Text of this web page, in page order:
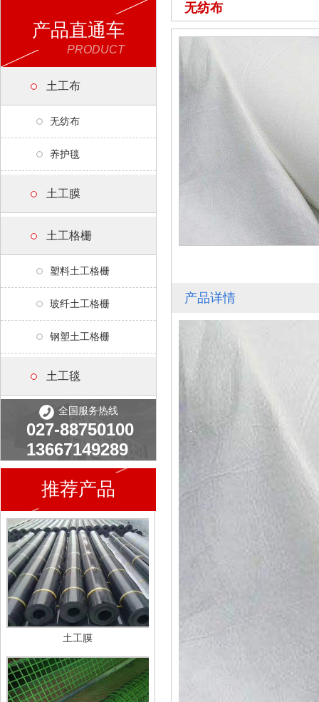
产品直通车
PRODUCT
土工布
无纺布
养护毯
土工膜
土工格栅
塑料土工格栅
玻纤土工格栅
钢塑土工格栅
土工毯
全国服务热线
027-88750100
13667149289
推荐产品
土工膜
无纺布
产品详情